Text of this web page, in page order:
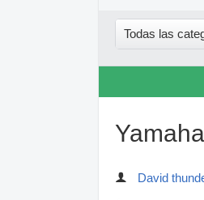
Todas las
David